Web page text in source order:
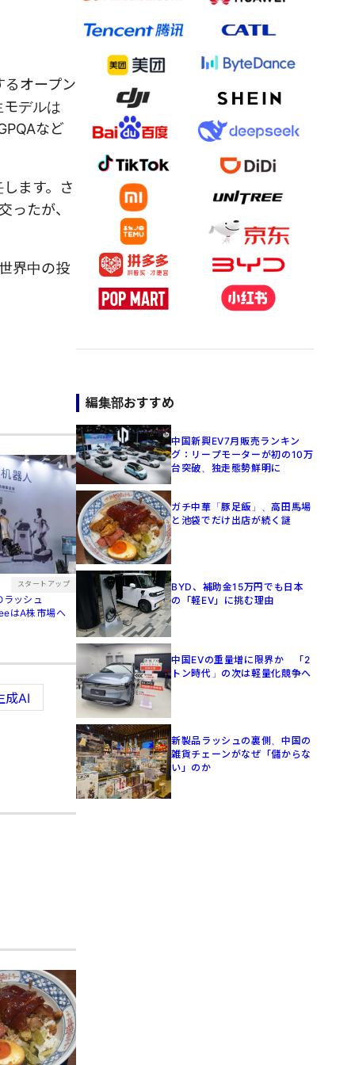
オープン
デルは
など
ます。さ
ったが、
界中の投
スタートアップ
ラッシュ
はA株市場へ
成AI
編集部おすすめ
中国新興EV7月販売ランキン
グ：リープモーターが初の10万
台突破、独走態勢鮮明に
ガチ中華「豚足飯」、高田馬場
と池袋でだけ出店が続く謎
BYD、補助金15万円でも日本
の「軽EV」に挑む理由
中国EVの重量増に限界か 「2
トン時代」の次は軽量化競争へ
新製品ラッシュの裏側、中国の
雑貨チェーンがなぜ「儲からな
い」のか